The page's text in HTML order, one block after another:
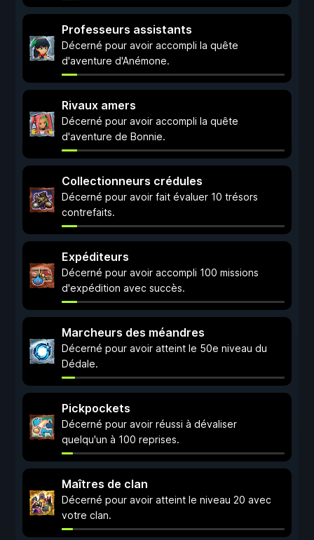
Professeurs assistants
Décerné pour avoir accompli la quête
d'aventure d'Anémone.
Rivaux amers
Décerné pour avoir accompli la quête
d'aventure de Bonnie.
Collectionneurs crédules
Décerné pour avoir fait évaluer 10 trésors
contrefaits.
Expéditeurs
Décerné pour avoir accompli 100 missions
d'expédition avec succès.
Marcheurs des méandres
Décerné pour avoir atteint le 50e niveau du
Dédale.
Pickpockets
Décerné pour avoir réussi à dévaliser
quelqu'un à 100 reprises.
Maîtres de clan
Décerné pour avoir atteint le niveau 20 avec
votre clan.